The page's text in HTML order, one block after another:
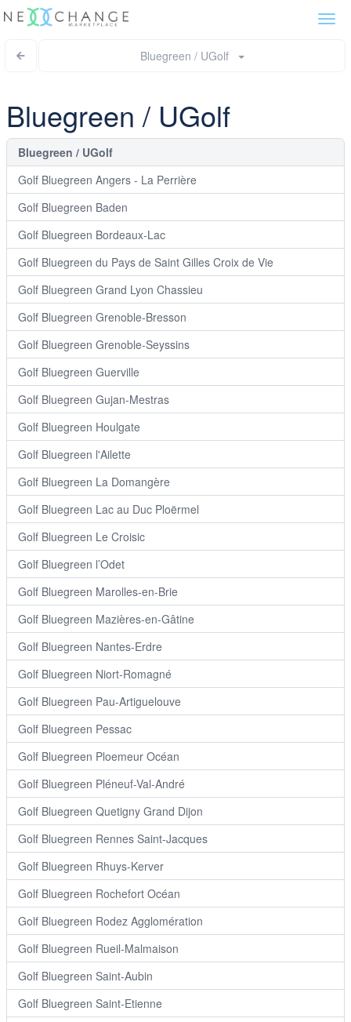
Bluegreen / UGolf
Bluegreen / UGolf
Bluegreen / UGolf
Golf Bluegreen Angers - La Perrière
Golf Bluegreen Baden
Golf Bluegreen Bordeaux-Lac
Golf Bluegreen du Pays de Saint Gilles Croix de Vie
Golf Bluegreen Grand Lyon Chassieu
Golf Bluegreen Grenoble-Bresson
Golf Bluegreen Grenoble-Seyssins
Golf Bluegreen Guerville
Golf Bluegreen Gujan-Mestras
Golf Bluegreen Houlgate
Golf Bluegreen l'Ailette
Golf Bluegreen La Domangère
Golf Bluegreen Lac au Duc Ploërmel
Golf Bluegreen Le Croisic
Golf Bluegreen l’Odet
Golf Bluegreen Marolles-en-Brie
Golf Bluegreen Mazières-en-Gâtine
Golf Bluegreen Nantes-Erdre
Golf Bluegreen Niort-Romagné
Golf Bluegreen Pau-Artiguelouve
Golf Bluegreen Pessac
Golf Bluegreen Ploemeur Océan
Golf Bluegreen Pléneuf-Val-André
Golf Bluegreen Quetigny Grand Dijon
Golf Bluegreen Rennes Saint-Jacques
Golf Bluegreen Rhuys-Kerver
Golf Bluegreen Rochefort Océan
Golf Bluegreen Rodez Agglomération
Golf Bluegreen Rueil-Malmaison
Golf Bluegreen Saint-Aubin
Golf Bluegreen Saint-Etienne